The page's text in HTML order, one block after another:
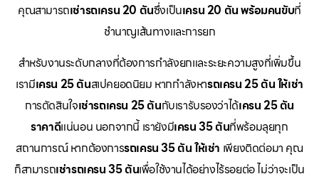
คุณสามารถเช่ารถเครน 20 ตันซึ่งเป็นเครน 20 ตัน พร้อมคนขับที่
ชำนาญเส้นทางและการยก
สำหรับงานระดับกลางที่ต้องการกำลังยกและระยะความสูงที่เพิ่มขึ้น
เรามีเครน 25 ตันสเปคยอดนิยม หากกำลังหารถเครน 25 ตัน ให้เช่า
การตัดสินใจเช่ารถเครน 25 ตันกับเรารับรองว่าได้เครน 25 ตัน
ราคาดีแน่นอน นอกจากนี้ เรายังมีเครน 35 ตันที่พร้อมลุยทุก
สถานการณ์ หากต้องการรถเครน 35 ตัน ให้เช่า เพียงติดต่อมา คุณ
ก็สามารถเช่ารถเครน 35 ตันเพื่อใช้งานได้อย่างไร้รอยต่อ ไม่ว่าจะเป็น